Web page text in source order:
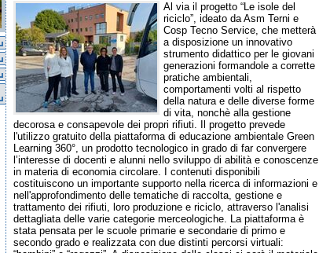
Al via il progetto “Le isole del
riciclo”, ideato da Asm Terni e
Cosp Tecno Service, che metterà
a disposizione un innovativo
strumento didattico per le giovani
generazioni formandole a corrette
pratiche ambientali,
comportamenti volti al rispetto
della natura e delle diverse forme
di vita, nonchè alla gestione
decorosa e consapevole dei propri rifiuti. Il progetto prevede
l'utilizzo gratuito della piattaforma di educazione ambientale Green
Learning 360°, un prodotto tecnologico in grado di far convergere
l’interesse di docenti e alunni nello sviluppo di abilità e conoscenze
in materia di economia circolare. I contenuti disponibili
costituiscono un importante supporto nella ricerca di informazioni e
nell'approfondimento delle tematiche di raccolta, gestione e
trattamento dei rifiuti, loro produzione e riciclo, attraverso l'analisi
dettagliata delle varie categorie merceologiche. La piattaforma è
stata pensata per le scuole primarie e secondarie di primo e
secondo grado e realizzata con due distinti percorsi virtuali: